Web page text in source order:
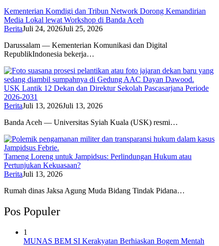
Kementerian Komdigi dan Tribun Network Dorong Kemandirian
Media Lokal lewat Workshop di Banda Aceh
BeritaJuli 24, 2026Juli 25, 2026
Darussalam — Kementerian Komunikasi dan Digital
RepublikIndonesia bekerja…
USK Lantik 12 Dekan dan Direktur Sekolah Pascasarjana Periode
2026-2031
BeritaJuli 13, 2026Juli 13, 2026
Banda Aceh — Universitas Syiah Kuala (USK) resmi…
Tameng Loreng untuk Jampidsus: Perlindungan Hukum atau
Pertunjukan Kekuasaan?
BeritaJuli 13, 2026
Rumah dinas Jaksa Agung Muda Bidang Tindak Pidana…
Pos Populer
1
MUNAS BEM SI Kerakyatan Berhiaskan Bogem Mentah